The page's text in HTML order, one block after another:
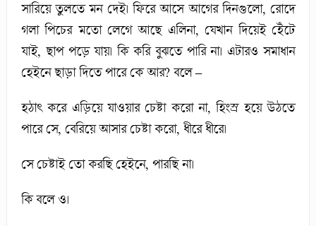
সারিয়ে তুলতে মন দেই। ফিরে আসে আগের দিনগুলো, রোদে
গলা পিচের মতো লেগে আছে এলিনা, যেখান দিয়েই হেঁটে
যাই, ছাপ পড়ে যায়। কি করি বুঝতে পারি না। এটারও সমাধান
হেইনে ছাড়া দিতে পারে কে আর? বলে –
হঠাৎ করে এড়িয়ে যাওয়ার চেষ্টা করো না, হিংস্র হয়ে উঠতে
পারে সে, বেরিয়ে আসার চেষ্টা করো, ধীরে ধীরে।
সে চেষ্টাই তো করছি হেইনে, পারছি না।
কি বলে ও।